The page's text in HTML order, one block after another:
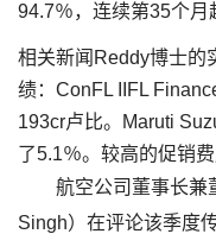
94.7％，连续第35个月
相关新闻Reddy博士的
绩：ConFL IIFL
193cr卢比。Maruti
了5.1％。较高的促销
航空公司董事长兼
Singh）在评论该季度